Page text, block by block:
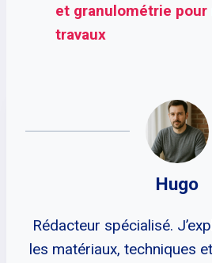
et granulométrie pour
travaux
Hugo
Rédacteur spécialisé.
les matériaux, techniques